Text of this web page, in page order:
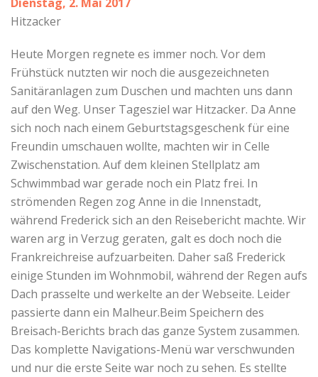
Hitzacker
Heute Morgen regnete es immer noch. Vor dem
Frühstück nutzten wir noch die ausgezeichneten
Sanitäranlagen zum Duschen und machten uns dann
auf den Weg. Unser Tagesziel war Hitzacker. Da Anne
sich noch nach einem Geburtstagsgeschenk für eine
Freundin umschauen wollte, machten wir in Celle
Zwischenstation. Auf dem kleinen Stellplatz am
Schwimmbad war gerade noch ein Platz frei. In
strömenden Regen zog Anne in die Innenstadt,
während Frederick sich an den Reisebericht machte. Wir
waren arg in Verzug geraten, galt es doch noch die
Frankreichreise aufzuarbeiten. Daher saß Frederick
einige Stunden im Wohnmobil, während der Regen aufs
Dach prasselte und werkelte an der Webseite. Leider
passierte dann ein Malheur.Beim Speichern des
Breisach-Berichts brach das ganze System zusammen.
Das komplette Navigations-Menü war verschwunden
und nur die erste Seite war noch zu sehen. Es stellte